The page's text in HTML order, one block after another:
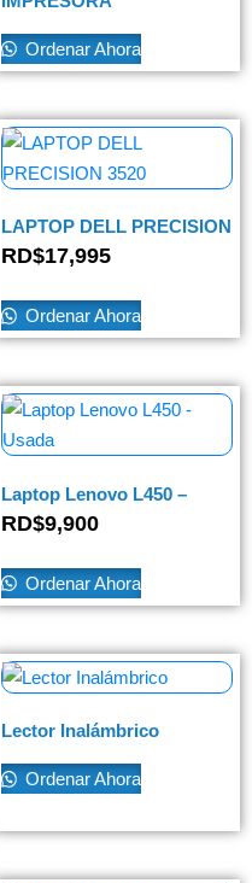
L3250Ordenar Ahora
LAPTOP DELL PRECISION
3520
RD$17,995
Ordenar Ahora
Laptop Lenovo L450 –
Usada
RD$9,900
Ordenar Ahora
Lector Inalámbrico
Ordenar Ahora